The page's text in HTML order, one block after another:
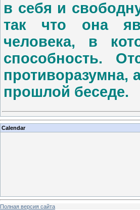
в себя и
так что она
человека, в
способность.
прошлой беседе.
Calendar
Полная версия сайта